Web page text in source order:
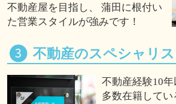
不動産屋を目指し、 蒲田に根付い
た営業スタイルが強みです！
不動産のスペシャリ
不動産経験10
多数在籍してい